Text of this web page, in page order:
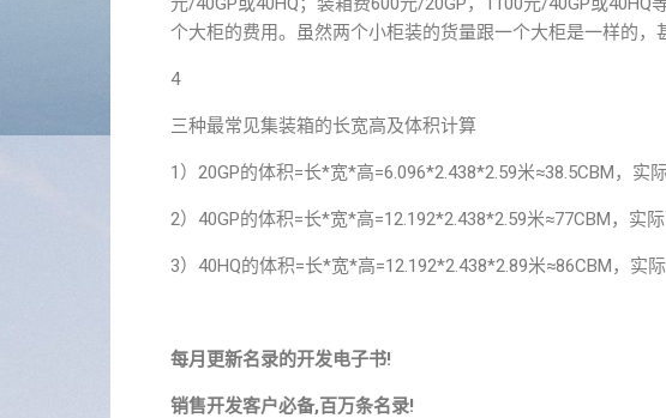
个大柜的费用。虽然两个小柜装的货量跟一个大柜是一样的，
4
三种最常见集装箱的长宽高及体积计算
1）20GP的体积=长*宽*高=6.096*2.438*2.59米≈38.5CBM，实
2）40GP的体积=长*宽*高=12.192*2.438*2.59米≈77CBM，实
3）40HQ的体积=长*宽*高=12.192*2.438*2.89米≈86CBM，实
每月更新名录的开发电子书!
销售开发客户必备,百万条名录!